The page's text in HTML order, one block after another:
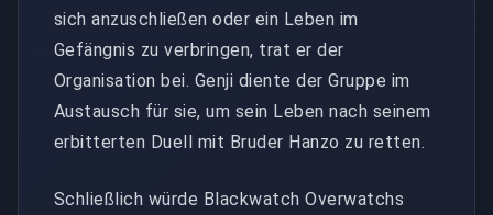
sich anzuschließen oder ein Leben im
Gefängnis zu verbringen, trat er der
Organisation bei. Genji diente der Gruppe im
Austausch für sie, um sein Leben nach seinem
erbitterten Duell mit Bruder Hanzo zu retten.
Schließlich würde Blackwatch Overwatchs